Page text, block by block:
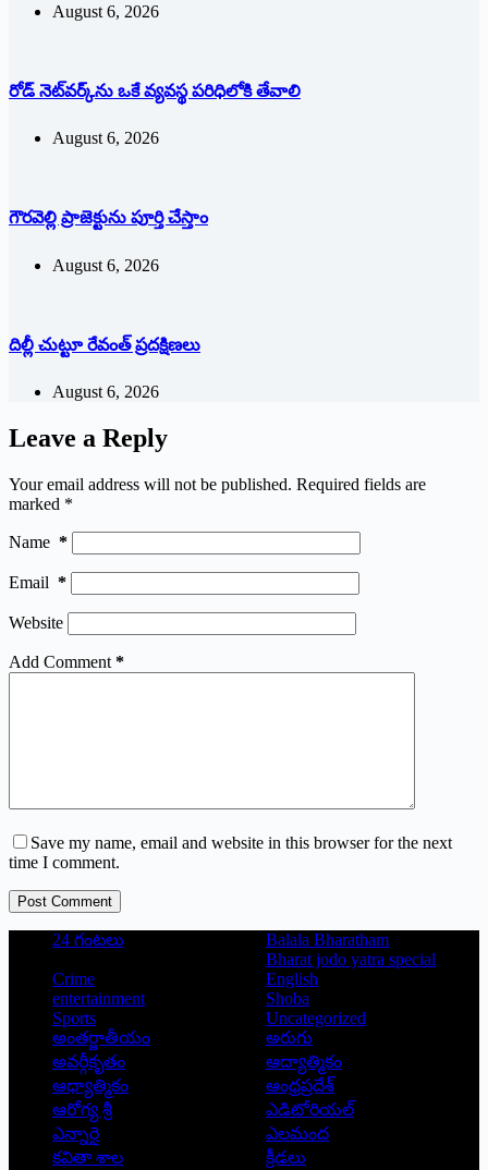
August 6, 2026
రోడ్ నెట్‌వర్క్‌ను ఒకే వ్య‌వ‌స్థ ప‌రిధిలోకి తేవాలి
August 6, 2026
గౌరవెల్లి ప్రాజెక్టును పూర్తి చేస్తాం
August 6, 2026
దిల్లీ చుట్టూ రేవంత్ ప్ర‌ద‌క్షిణ‌లు
August 6, 2026
Leave a Reply
Your email address will not be published. Required fields are
marked *
Name *
Email *
Website
Add Comment *
Save my name, email and website in this browser for the next
time I comment.
Post Comment
24 గంటలు
Balala Bharatham
Bharat jodo yatra special
Crime
English
entertainment
Shoba
Sports
Uncategorized
అంతర్జాతీయం
అరుగు
అవర్గీకృతం
ఆద్యాత్మికం
ఆధ్యాత్మికం
ఆంధ్రప్రదేశ్
ఆరోగ్య శ్రీ
ఎడిటోరియల్
ఎన్నారై
ఎలమంద
కవితా శాల
క్రీడలు